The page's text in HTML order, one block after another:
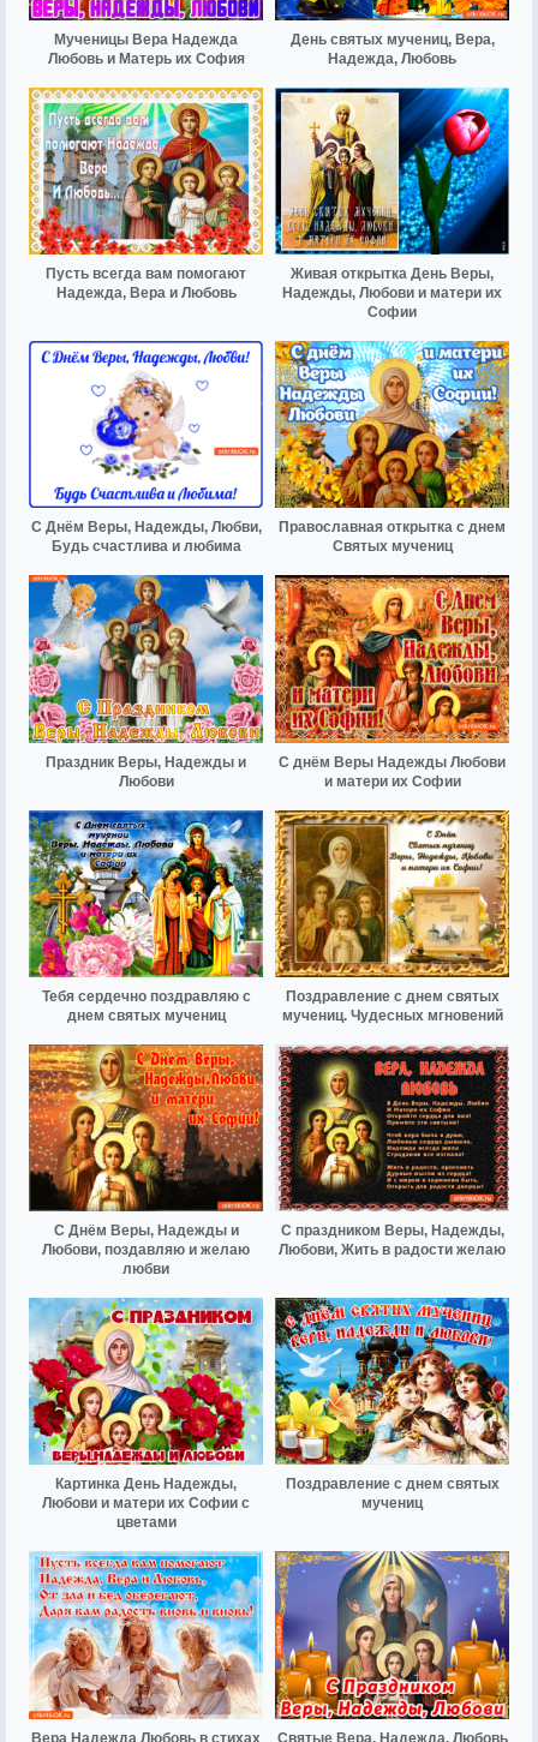
Мученицы Вера Надежда
Любовь и Матерь их София
День святых мучениц, Вера,
Надежда, Любовь
Пусть всегда вам помогают
Надежда, Вера и Любовь
Живая открытка День Веры,
Надежды, Любови и матери их
Софии
С Днём Веры, Надежды, Любви,
Будь счастлива и любима
Православная открытка с днем
Святых мучениц
Праздник Веры, Надежды и
Любови
С днём Веры Надежды Любови
и матери их Софии
Тебя сердечно поздравляю с
днем святых мучениц
Поздравление с днем святых
мучениц. Чудесных мгновений
С Днём Веры, Надежды и
Любови, поздавляю и желаю
любви
С праздником Веры, Надежды,
Любови, Жить в радости желаю
Картинка День Надежды,
Любови и матери их Софии с
цветами
Поздравление с днем святых
мучениц
Вера Надежда Любовь в стихах Святые Вера, Надежда, Любовь